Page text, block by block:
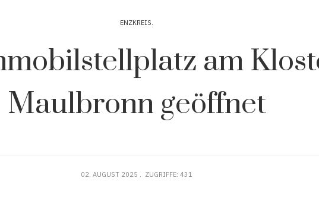
ENZKREIS
am
Maulbronn geöffnet
02. AUGUST 2025 ZUGRIFFE: 431